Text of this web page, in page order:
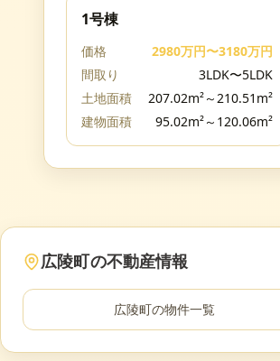
1号棟
価格
2980万円〜3180万円
間取り
3LDK〜5LDK
土地面積
207.02m²～210.51m²
建物面積
95.02m²～120.06m²
広陵町 の不動産情報
広陵町の物件一覧